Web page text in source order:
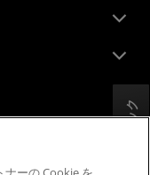
フィードバック